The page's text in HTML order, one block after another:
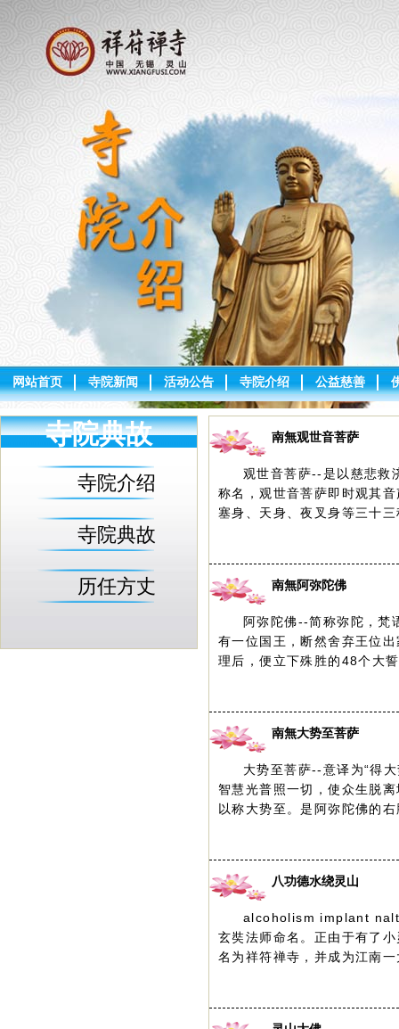
网站首页 寺院新闻 活动公告 寺院介绍 公益慈善
寺院典故
寺院介绍
寺院典故
历任方丈
南無观世音菩萨
观世音菩萨--是以慈悲救
称名，观世音菩萨即时观其
塞身、天身、夜叉身等三十
南無阿弥陀佛
阿弥陀佛--简称弥陀，梵
有一位国王，断然舍弃王位
理后，便立下殊胜的48个大
南無大势至菩萨
大势至菩萨--意译为“得
智慧光普照一切，使众生脱
以称大势至。是阿弥陀佛的
八功德水绕灵山
alcoholism implant
玄奘法师命名。正由于有了
名为祥符禅寺，并成为江南